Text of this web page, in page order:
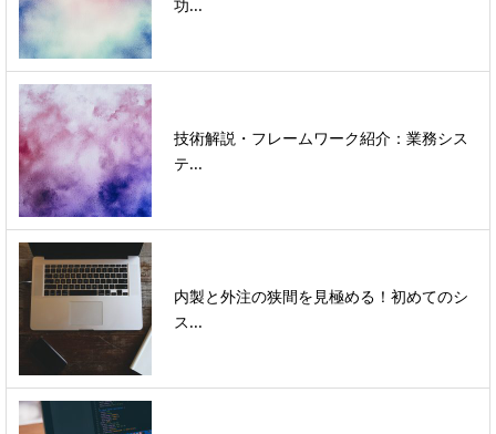
功...
技術解説・フレームワーク紹介：業務シス
テ...
内製と外注の狭間を見極める！初めてのシ
ス...